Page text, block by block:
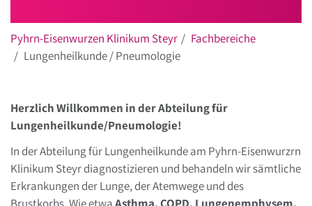
Pyhrn-Eisenwurzen Klinikum Steyr
Fachbereiche
Lungenheilkunde / Pneumologie
Herzlich Willkommen in der Abteilung für
Lungenheilkunde/Pneumologie!
In der Abteilung für Lungenheilkunde am Pyhrn-Eisenwurzrn
Klinikum Steyr diagnostizieren und behandeln wir sämtliche
Erkrankungen der Lunge, der Atemwege und des